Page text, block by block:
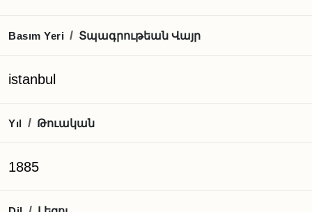
Basım Yeri / Տպագրութեան Վայր
istanbul
Yıl / Թուական
1885